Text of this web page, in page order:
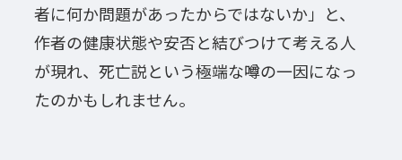
者に何か問題があったからではないか」と、
作者の健康状態や安否と結びつけて考える人
が現れ、死亡説という極端な噂の一因になっ
たのかもしれません。